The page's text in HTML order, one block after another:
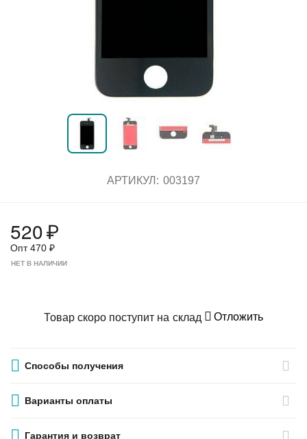
АРТИКУЛ: 003197
520₽
Опт470 ₽
НЕТ В НАЛИЧИИ
Товар скоро поступит на склад Отложить
Способы получения
Варианты оплаты
Гарантия и возврат